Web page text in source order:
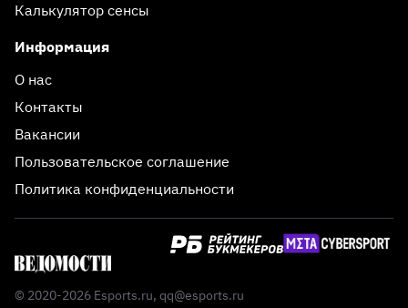
Калькулятор сенсы
Информация
О нас
Контакты
Вакансии
Пользовательское соглашение
Политика конфиденциальности
© 2020-2026 Esports.ru, qq@esports.ru